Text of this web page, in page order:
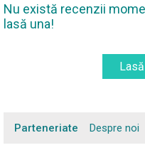
Nu există recenzii
lasă una!
Parteneriate Despre noi